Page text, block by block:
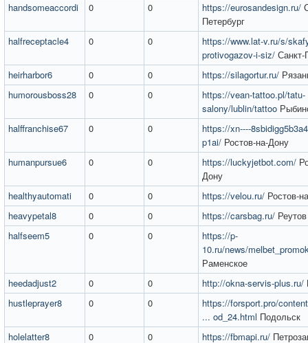
handsomeaccordi
0 0 https://eurosandesign.ru/
Петербург
halfreceptacle4
0 0
https://www.lat-v.ru/s/
protivogazov-i-siz/ Санкт-
heirharbor6
0 0 https://silagortur.ru/
humorousboss28
0 0
https://vean-tattoo.pl/tatu-
salony/lublin/tattoo
halffranchise67
0 0
https://xn----
p1ai/ Ростов-на-Дону
humanpursue6
0 0 https://luckyjetbot.com/
Дону
healthyautomati
0 0 https://velou.ru/ Ростов-
heavypetal8
0 0 https://carsbag.ru/ Реутов
halfseem5
0 0
https://p-
10.ru/news/
Раменское
heedadjust2
0 0 http://okna-servis-plus.ru/
hustleprayer8
0 0
https://forsport.pro/
... od_24.html Подольск
holelatter8
0 0 https://fbmapi.ru/